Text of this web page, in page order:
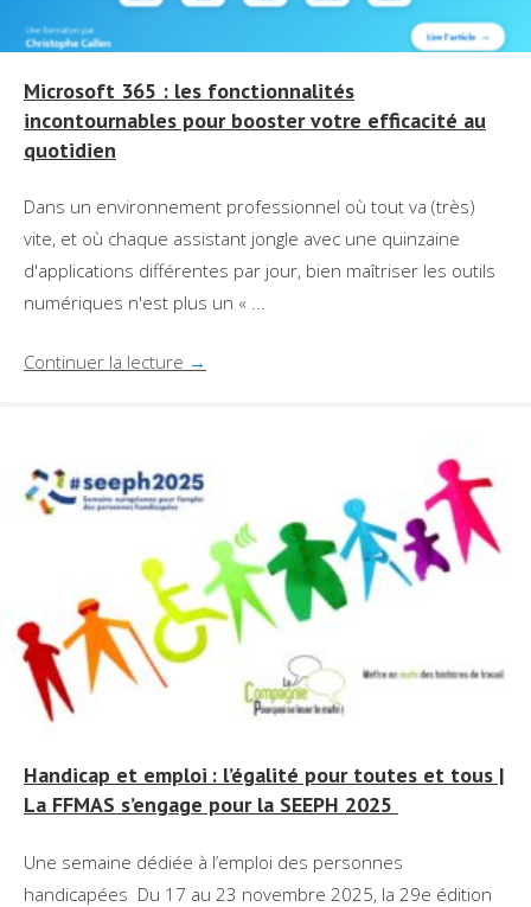
Microsoft 365 : les fonctionnalités
incontournables pour booster votre efficacité au
quotidien
Dans un environnement professionnel où tout va (très)
vite, et où chaque assistant jongle avec une quinzaine
d'applications différentes par jour, bien maîtriser les outils
numériques n'est plus un « ...
Continuer la lecture →
Handicap et emploi : l’égalité pour toutes et tous |
La FFMAS s’engage pour la SEEPH 2025
Une semaine dédiée à l’emploi des personnes
handicapées Du 17 au 23 novembre 2025, la 29e édition